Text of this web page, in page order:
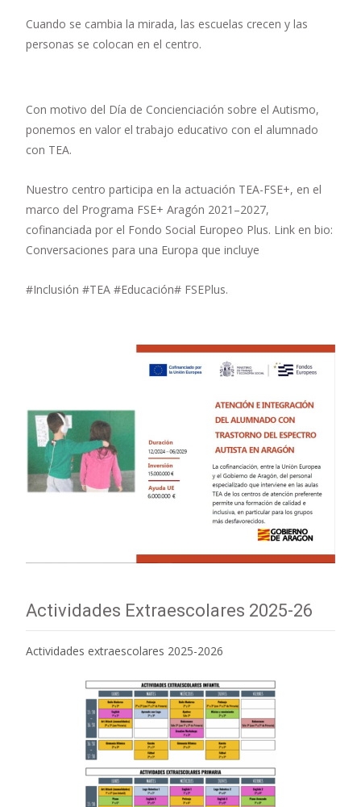
Cuando se cambia la mirada, las escuelas crecen y las
personas se colocan en el centro.
Con motivo del Día de Concienciación sobre el Autismo,
ponemos en valor el trabajo educativo con el alumnado
con TEA.
Nuestro centro participa en la actuación TEA-FSE+, en el
marco del Programa FSE+ Aragón 2021–2027,
cofinanciada por el Fondo Social Europeo Plus. Link en bio:
Conversaciones para una Europa que incluye
#Inclusión #TEA #Educación# FSEPlus.
Actividades Extraescolares 2025-26
Actividades extraescolares 2025-2026